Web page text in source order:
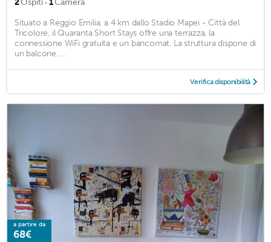
Situato a Reggio Emilia, a 4 km dallo Stadio Mapei - Città del
Tricolore, il Quaranta Short Stays offre una terrazza, la
connessione WiFi gratuita e un bancomat. La struttura dispone di
un balcone. ...
Verifica disponibilità
a partire da
68€